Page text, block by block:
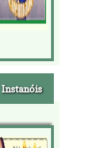
Instanóis